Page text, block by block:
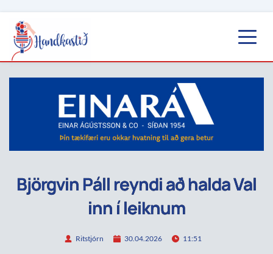
Björgvin Páll reyndi að halda Val
inn í leiknum
Ritstjórn 30.04.2026 11:51